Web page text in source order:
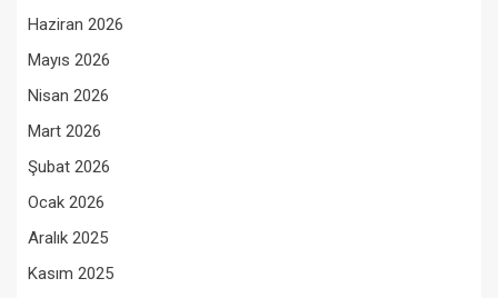
Haziran 2026
Mayıs 2026
Nisan 2026
Mart 2026
Şubat 2026
Ocak 2026
Aralık 2025
Kasım 2025